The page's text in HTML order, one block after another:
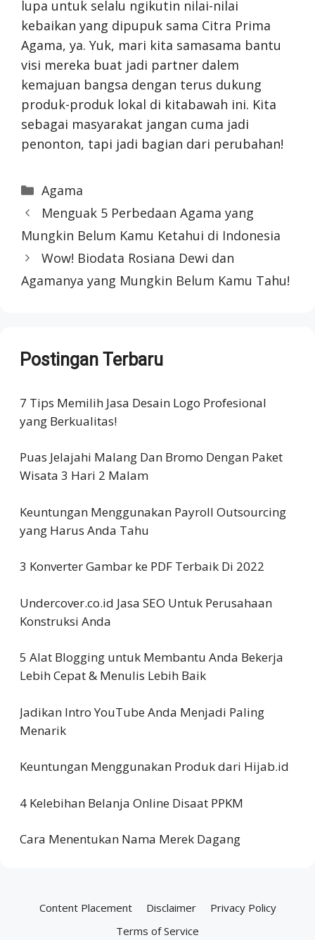
lupa untuk selalu ngikutin nilai-nilai
kebaikan yang dipupuk sama Citra Prima
Agama, ya. Yuk, mari kita samasama bantu
visi mereka buat jadi partner dalem
kemajuan bangsa dengan terus dukung
produk-produk lokal di kitabawah ini. Kita
sebagai masyarakat jangan cuma jadi
penonton, tapi jadi bagian dari perubahan!
Categories
Agama
Menguak 5 Perbedaan Agama yang
Mungkin Belum Kamu Ketahui di Indonesia
Wow! Biodata Rosiana Dewi dan
Agamanya yang Mungkin Belum Kamu Tahu!
Postingan Terbaru
7 Tips Memilih Jasa Desain Logo Profesional
yang Berkualitas!
Puas Jelajahi Malang Dan Bromo Dengan Paket
Wisata 3 Hari 2 Malam
Keuntungan Menggunakan Payroll Outsourcing
yang Harus Anda Tahu
3 Konverter Gambar ke PDF Terbaik Di 2022
Undercover.co.id Jasa SEO Untuk Perusahaan
Konstruksi Anda
5 Alat Blogging untuk Membantu Anda Bekerja
Lebih Cepat & Menulis Lebih Baik
Jadikan Intro YouTube Anda Menjadi Paling
Menarik
Keuntungan Menggunakan Produk dari Hijab.id
4 Kelebihan Belanja Online Disaat PPKM
Cara Menentukan Nama Merek Dagang
Content Placement Disclaimer
Privacy Policy
Terms of Service